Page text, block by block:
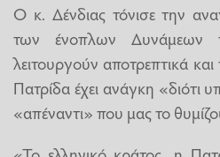
Ο κ. Δένδιας τόνισε την
των ένοπλων
λειτουργούν αποτρεπτικά
Πατρίδα έχει ανάγκη «διότι
«απέναντι» που μας το